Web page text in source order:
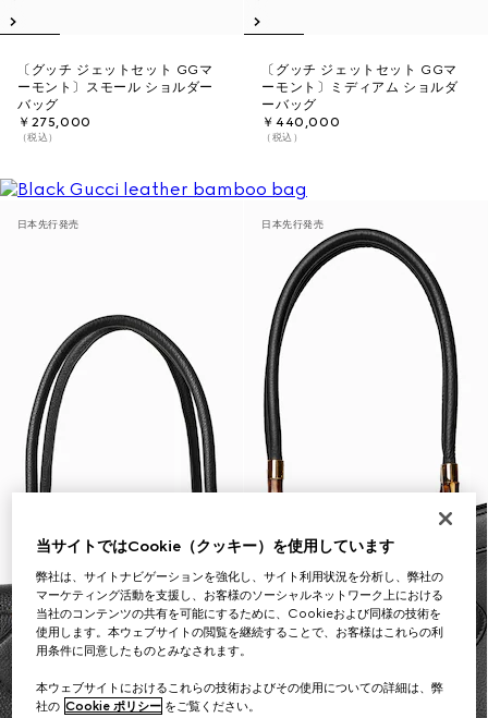
〔グッチ ジェットセット GGマ
ーモント〕スモール ショルダー
バッグ
￥275,000
（税込）
〔グッチ ジェットセット GGマ
ーモント〕ミディアム ショルダ
ーバッグ
￥440,000
（税込）
日本先行発売 日本先行発売
当サイトではCookie（クッキー）を使用しています
弊社は、サイトナビゲーションを強化し、サイト利用状況を分析し、弊社の
マーケティング活動を支援し、お客様のソーシャルネットワーク上における
当社のコンテンツの共有を可能にするために、Cookieおよび同様の技術を
使用します。本ウェブサイトの閲覧を継続することで、お客様はこれらの利
用条件に同意したものとみなされます。
本ウェブサイトにおけるこれらの技術およびその使用についての詳細は、弊
社の Cookie ポリシー をご覧ください。